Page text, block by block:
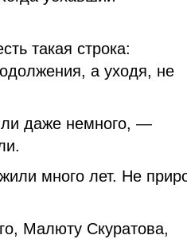
такая строка:
а уходя, не
даже немного, —
много лет. Не
Малюту Скуратова,